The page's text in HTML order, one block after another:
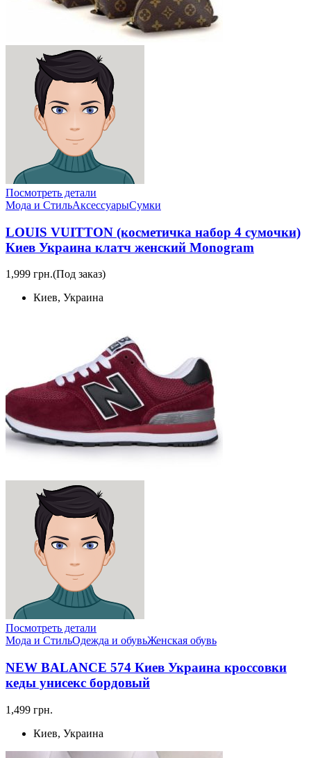
Посмотреть детали
Мода и СтильАксессуарыСумки
LOUIS VUITTON (косметичка набор 4 сумочки)
Киев Украина клатч женский Monogram
1,999 грн.(Под заказ)
Киев, Украина
Посмотреть детали
Мода и СтильОдежда и обувьЖенская обувь
NEW BALANCE 574 Киев Украина кроссовки
кеды унисекс бордовый
1,499 грн.
Киев, Украина